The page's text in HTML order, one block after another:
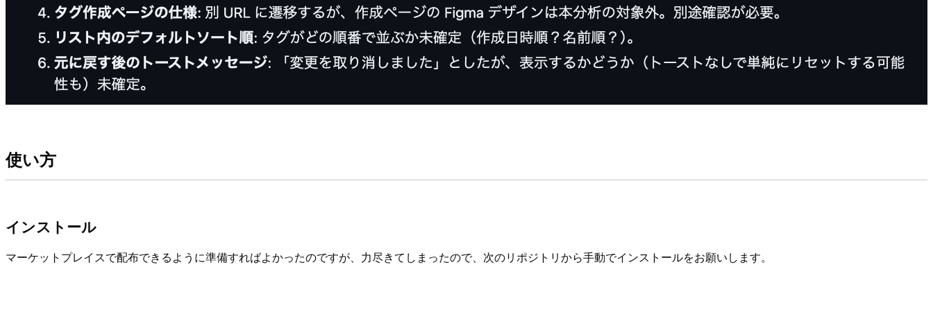
使い方
インストール
マーケットプレイスで配布できるように準備すればよかったのですが、力尽きてしまったので、次のリポジトリから手動でインストールをお願いします。